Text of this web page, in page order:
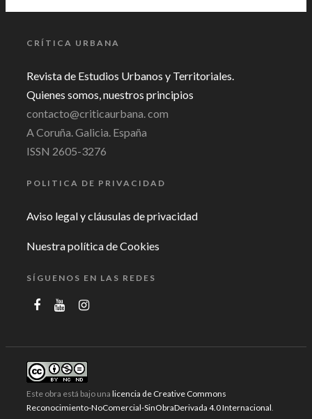
CRÍTICA URBANA
Revista de Estudios Urbanos y Territoriales.
Quienes somos, nuestros principios
contacto@criticaurbana. com
A Coruña. Galicia. España
ISSN 2605-3276
POLITICA DE PRIVACIDAD
Aviso legal y cláusulas de privacidad
Nuestra política de Cookies
SÍGUENOS EN LAS REDES
Este obra está bajo una licencia de Creative Commons
Reconocimiento-NoComercial-SinObraDerivada 4.0 Internacional